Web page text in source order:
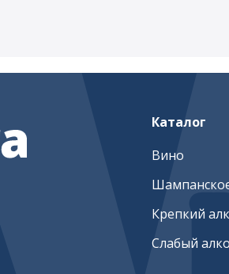
Каталог
Вино
Крепкий
Слабый